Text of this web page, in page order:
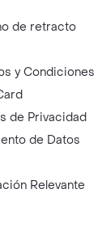
de retracto
y Condiciones
de Privacidad
de Datos
Relevante